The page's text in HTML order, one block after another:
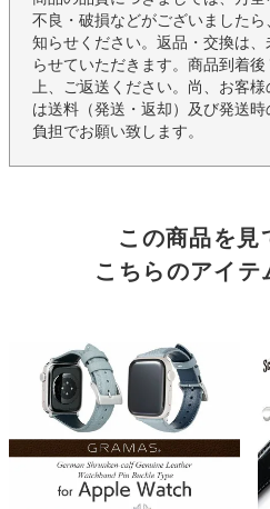
不良・破損などがございました
知らせください。返品・交換は
らせていただきます。商品到着
上、ご返送ください。尚、お客
は送料（発送・返却）及び発送
負担でお願い致します。
この商品を見
こちらのアイ